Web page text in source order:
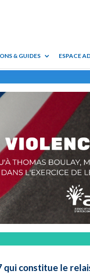
& GUIDES ESPACE
qui constitue le